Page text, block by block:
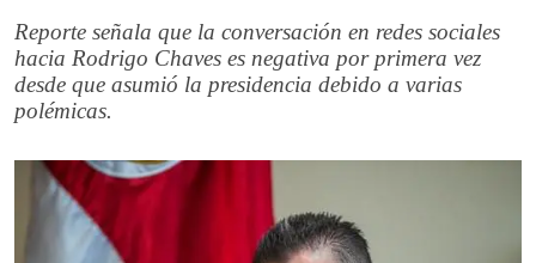
Reporte señala que la conversación en redes sociales
hacia Rodrigo Chaves es negativa por primera vez
desde que asumió la presidencia debido a varias
polémicas.